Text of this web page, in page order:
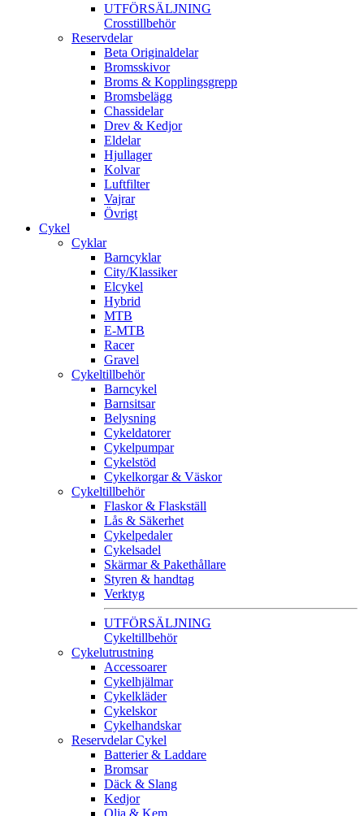
UTFÖRSÄLJNING
Crosstillbehör
Reservdelar
Beta Originaldelar
Bromsskivor
Broms & Kopplingsgrepp
Bromsbelägg
Chassidelar
Drev & Kedjor
Eldelar
Hjullager
Kolvar
Luftfilter
Vajrar
Övrigt
Cykel
Cyklar
Barncyklar
City/Klassiker
Elcykel
Hybrid
MTB
E-MTB
Racer
Gravel
Cykeltillbehör
Barncykel
Barnsitsar
Belysning
Cykeldatorer
Cykelpumpar
Cykelstöd
Cykelkorgar & Väskor
Cykeltillbehör
Flaskor & Flaskställ
Lås & Säkerhet
Cykelpedaler
Cykelsadel
Skärmar & Pakethållare
Styren & handtag
Verktyg
UTFÖRSÄLJNING
Cykeltillbehör
Cykelutrustning
Accessoarer
Cykelhjälmar
Cykelkläder
Cykelskor
Cykelhandskar
Reservdelar Cykel
Batterier & Laddare
Bromsar
Däck & Slang
Kedjor
Olja & Kem